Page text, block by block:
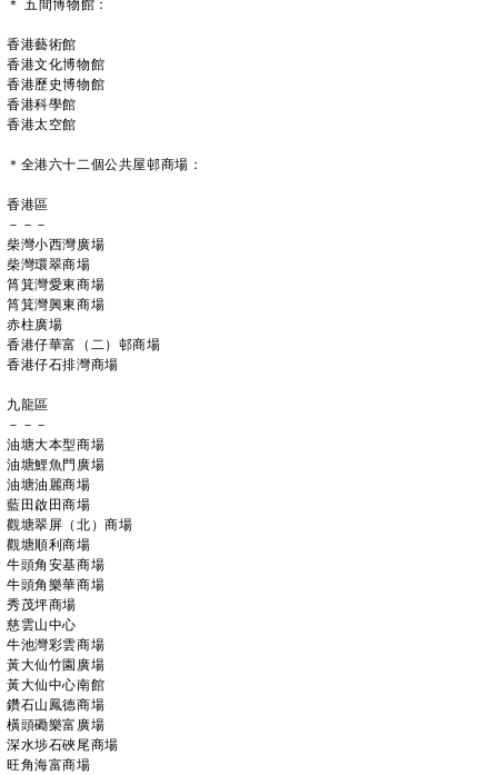
＊ 五間博物館：
香港藝術館
香港文化博物館
香港歷史博物館
香港科學館
香港太空館
＊全港六十二個公共屋邨商場：
香港區
－－－
柴灣小西灣廣場
柴灣環翠商場
筲箕灣愛東商場
筲箕灣興東商場
赤柱廣場
香港仔華富（二）邨商場
香港仔石排灣商場
九龍區
－－－
油塘大本型商場
油塘鯉魚門廣場
油塘油麗商場
藍田啟田商場
觀塘翠屏（北）商場
觀塘順利商場
牛頭角安基商場
牛頭角樂華商場
秀茂坪商場
慈雲山中心
牛池灣彩雲商場
黃大仙竹園廣場
黃大仙中心南館
鑽石山鳳德商場
橫頭磡樂富廣場
深水埗石硤尾商場
旺角海富商場